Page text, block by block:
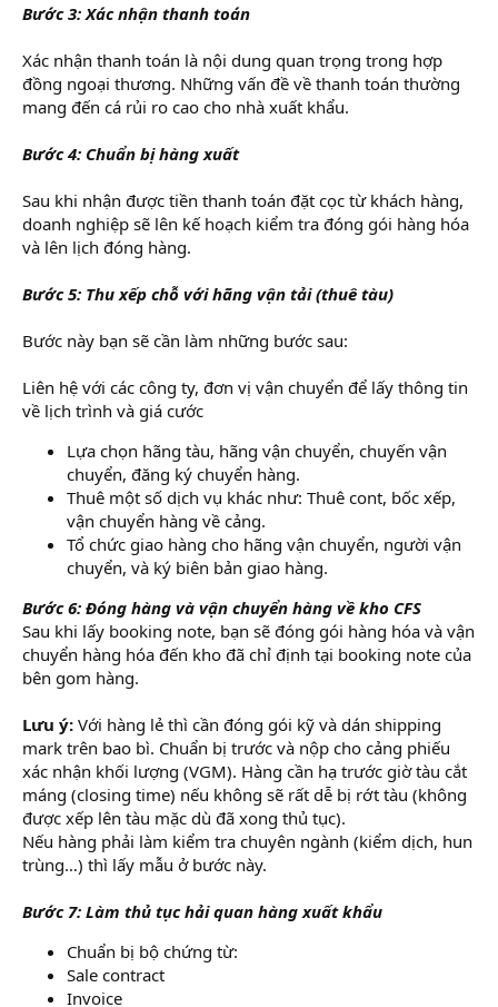
Bước 3: Xác nhận thanh toán
Xác nhận thanh toán là nội dung quan trọng trong hợp
đồng ngoại thương. Những vấn đề về thanh toán thường
mang đến cá rủi ro cao cho nhà xuất khẩu.
Bước 4: Chuẩn bị hàng xuất
Sau khi nhận được tiền thanh toán đặt cọc từ khách hàng,
doanh nghiệp sẽ lên kế hoạch kiểm tra đóng gói hàng hóa
và lên lịch đóng hàng.
Bước 5: Thu xếp chỗ với hãng vận tải (thuê tàu)
Bước này bạn sẽ cần làm những bước sau:
Liên hệ với các công ty, đơn vị vận chuyển để lấy thông tin
về lịch trình và giá cước
Lựa chọn hãng tàu, hãng vận chuyển, chuyến vận
chuyển, đăng ký chuyển hàng.
Thuê một số dịch vụ khác như: Thuê cont, bốc xếp,
vận chuyển hàng về cảng.
Tổ chức giao hàng cho hãng vận chuyển, người vận
chuyển, và ký biên bản giao hàng.
Bước 6: Đóng hàng và vận chuyển hàng về kho CFS
Sau khi lấy booking note, bạn sẽ đóng gói hàng hóa và vận
chuyển hàng hóa đến kho đã chỉ định tại booking note của
bên gom hàng.
Lưu ý: Với hàng lẻ thì cần đóng gói kỹ và dán shipping
mark trên bao bì. Chuẩn bị trước và nộp cho cảng phiếu
xác nhận khối lượng (VGM). Hàng cần hạ trước giờ tàu cắt
máng (closing time) nếu không sẽ rất dễ bị rớt tàu (không
được xếp lên tàu mặc dù đã xong thủ tục).
Nếu hàng phải làm kiểm tra chuyên ngành (kiểm dịch, hun
trùng…) thì lấy mẫu ở bước này.
Bước 7: Làm thủ tục hải quan hàng xuất khẩu
Chuẩn bị bộ chứng từ:
Sale contract
Invoice